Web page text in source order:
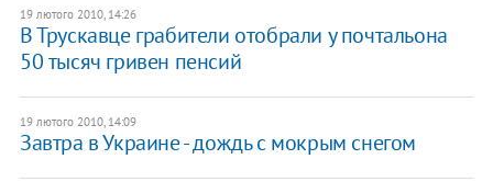
19 лютого 2010, 14:26
В Трускавце грабители отобрали у почтальона
50 тысяч гривен пенсий
19 лютого 2010, 14:09
Завтра в Украине - дождь с мокрым снегом